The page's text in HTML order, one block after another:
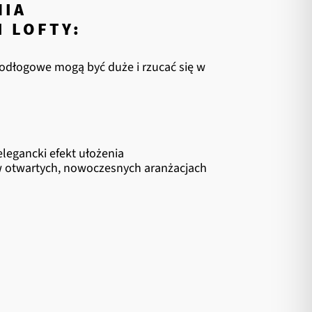
LOFTY:
mogą być duże i rzucać się w
efekt ułożenia
nowoczesnych aranżacjach